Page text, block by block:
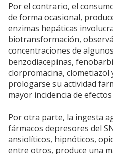
Por el contrario, el
de forma ocasional,
enzimas hepáticas
biotransformación,
concentraciones de
benzodiacepinas,
clorpromacina, clometiazol
prologarse su actividad
mayor incidencia de
Por otra parte, la ingesta
fármacos depresores del
ansiolíticos, hipnóticos,
entre otros, produce una